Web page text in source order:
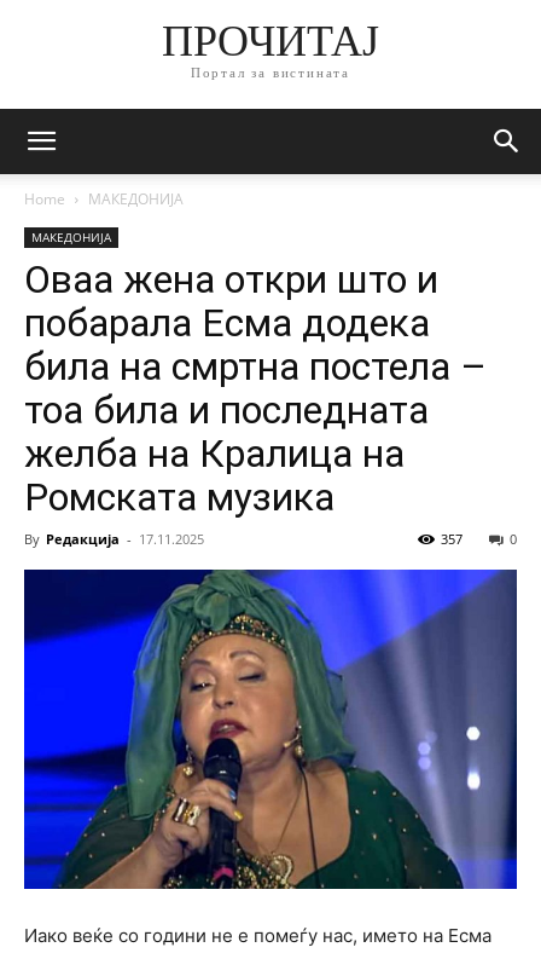
ПРОЧИТАЈ
Портал за вистината
Home МАКЕДОНИЈА
МАКЕДОНИЈА
Оваа жена откри што и
побарала Есма додека
била на смртна постела –
тоа била и последната
желба на Кралица на
Ромската музика
By Редакција - 17.11.2025 0
357
Иако веќе со години не е помеѓу нас, името на Есма